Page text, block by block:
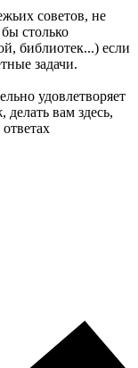
советов, не
столько
библиотек...) если
задачи.
удовлетворяет
делать вам здесь,